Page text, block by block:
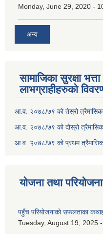
Monday, June 29, 2020 -
अन्य
सामाजिका सुरक्षा भत्ता
लाभग्राहीहरुको
आ.व. २०७८/७९ को तेस्रो
आ.व. २०७८/७९ को दोस्रो
आ.व. २०७८/७९ को प्रथम
योजना तथा परियोजना
पहुँच परियोजनाको सफलताका
Tuesday, August 19, 2025